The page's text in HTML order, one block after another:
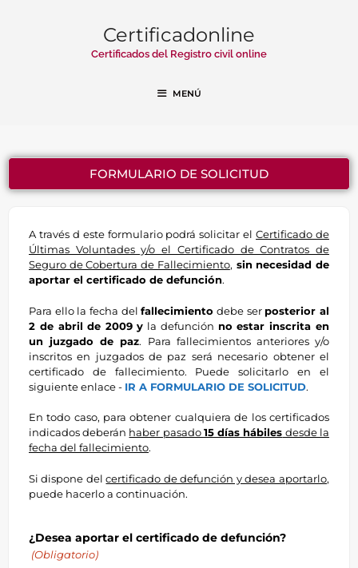
Certificadonline
Certificados del Registro civil online
MENÚ
FORMULARIO DE SOLICITUD
A través d este formulario podrá solicitar elCertificado de
Últimas Voluntades y/o el Certificado de Contratos de
Seguro de Cobertura de Fallecimiento, sin necesidad de
aportar el certificado de defunción.
Para ello la fecha delfallecimiento debe ser posterior al
2 de abril de 2009 y la defunción no estar inscrita en
un juzgado de paz. Para fallecimientos anteriores y/o
inscritos en juzgados de paz será necesario obtener el
certificado de fallecimiento. Puede solicitarlo en el
siguiente enlace - IR A FORMULARIO DE SOLICITUD.
En todo caso, para obtener cualquiera de los certificados
indicados deberán haber pasado15 días hábiles desde la
fecha del fallecimiento.
Si dispone delcertificado de defunción y desea aportarlo,
puede hacerlo a continuación.
¿Desea aportar el certificado de defunción?
(Obligatorio)